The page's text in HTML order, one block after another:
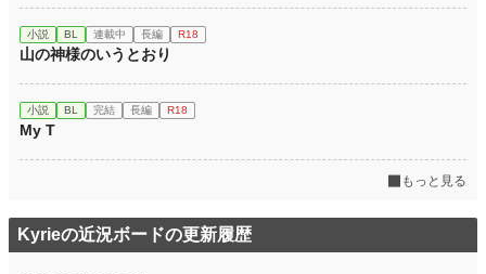
小説 BL 連載中 長編 R18
山の神様のいうとおり
小説 BL 完結 長編 R18
My T
もっと見る
Kyrieの近況ボードの更新履歴